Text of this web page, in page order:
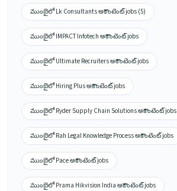
ముంబైలో Lk Consultants అకౌంటెంట్ jobs (5)
ముంబైలో IMPACT Infotech అకౌంటెంట్ jobs
ముంబైలో Ultimate Recruiters అకౌంటెంట్ jobs
ముంబైలో Hiring Plus అకౌంటెంట్ jobs
ముంబైలో Ryder Supply Chain Solutions అకౌంటెంట్ jobs
ముంబైలో Rah Legal Knowledge Process అకౌంటెంట్ jobs
ముంబైలో Pace అకౌంటెంట్ jobs
ముంబైలో Prama Hikvision India అకౌంటెంట్ jobs